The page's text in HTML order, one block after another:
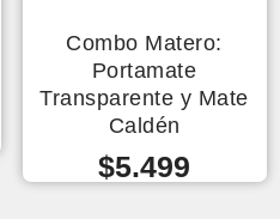
Combo Matero:
Portamate
Transparente y Mate
Caldén
$5.499